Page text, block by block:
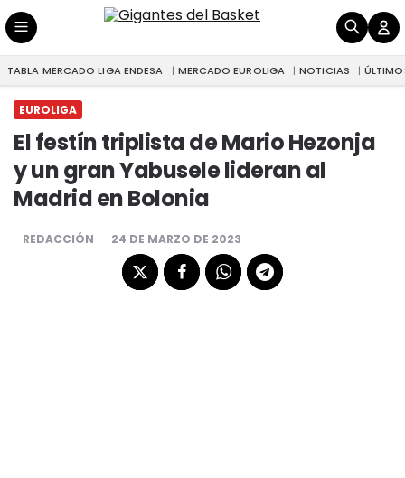
TABLA MERCADO LIGA ENDESA MERCADO EUROLIGA NOTICIAS
EUROLIGA
El festín triplista de Mario Hezonja
y un gran Yabusele lideran al
Madrid en Bolonia
POSTED
REDACCIÓN 24 DE MARZO DE 2023
EUROLIGA | El festín triplista de Mario Hezonja y un gran Yabusele lideran al Madrid en Bolonia